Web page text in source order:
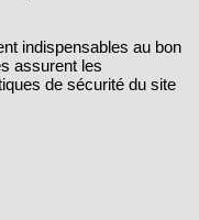
indispensables au bon
assurent les
de sécurité du site